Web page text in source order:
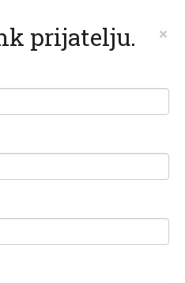
prijatelju. ×